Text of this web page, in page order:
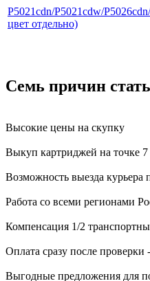
P5021cdn/P5021cdw/
цвет отдельно)
Семь причин
Высокие цены на скупку
Выкуп картриджей на точке
Возможность выезда курьера
Работа со всеми регионами
Компенсация 1/2
Оплата сразу после
Выгодные предложения для